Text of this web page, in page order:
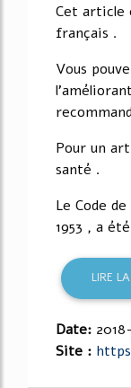
Cet article
français .
Vous
Pour un
santé .
Le Code
1953 , a
LIRE
Date:
Site :